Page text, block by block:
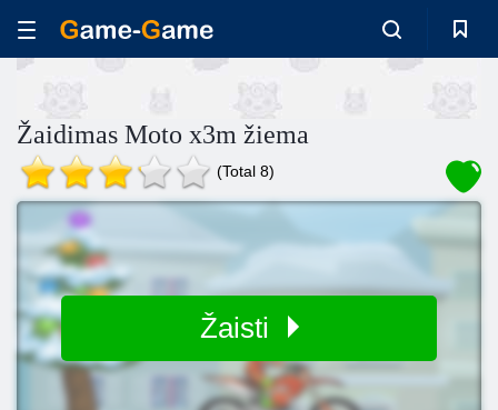
Žaidimas Moto x3m žiema
(Total 8)
Žaisti